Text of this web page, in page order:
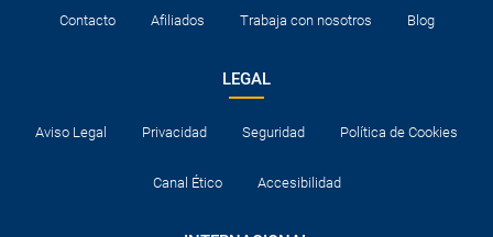
Contacto Afiliados Trabaja con nosotros Blog
LEGAL
Aviso Legal Privacidad Seguridad Política de Cookies
Canal Ético Accesibilidad